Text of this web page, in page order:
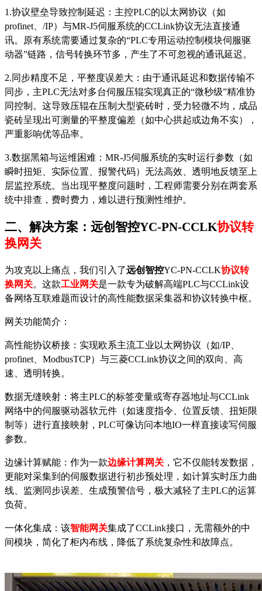
1.协议壁垒导致控制延迟：主控PLC的以太网协议（如
profinet
/IP）与MR-J5伺服系统的CCLink协议无法直接通
讯。原有系统需要通过复杂的“PLC专用运动控制模块伺服驱
动器”链路，信号转换环节多，产生了不可忽视的通讯延迟。
2.同步精度不足，平整度误差大：由于通讯延迟和数据传输不
同步，主PLC无法对多台伺服压辊实现真正的“微秒级”精准协
同控制。这导致压辊在压制大型瓷砖时，受力轻微不均，成品
瓷砖呈现出可测量的平整度偏差（如中心拱起或边角不实），
严重影响优等品率。
3.数据黑箱与运维困难：MR-J5伺服系统的实时运行参数（如
瞬时扭矩、实际位置、报警代码）无法高效、透明地反馈至上
层监控系统。当出现平整度问题时，工程师需要分别在两套系
统中排查，费时费力，难以进行预测性维护。
二、解决方案： 远创智控YC-PN-CCLK协议转
换网关
为攻克以上痛点，我们引入了远创智控YC-PN-CCLK协议转
换网关。这款工业网关是一款专为破解高端PLC与CCLink设
备网络互联难题而设计的高性能数据采集器和协议转换中枢。
网关功能简介：
高性能协议桥接：实现欧系主流工业以太网协议（如/IP、
profinet
ModbusTCP）与三菱CCLink协议之间的双向、高
速、透明转换。
数据无缝映射：将主PLC的标签变量或寄存器地址与CCLink
网络中的伺服驱动器软元件（如速度指令、位置反馈、扭矩限
制等）进行直接映射，PLC可像访问本地IO一样直接读写伺服
参数。
边缘计算赋能：作为一款边缘计算网关 ，它不仅能转发数据，
更能对采集到的伺服数据进行初步预处理，如计算实时压力曲
线、监测同步误差、生成预警信号，极大减轻了主PLC的运算
负荷。
一体化集成：该智能网关集成了CCLink接口，无需额外的中
间模块，简化了柜内布线，降低了系统复杂性和故障点。